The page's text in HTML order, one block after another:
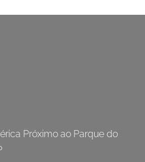
Próximo ao Parque do